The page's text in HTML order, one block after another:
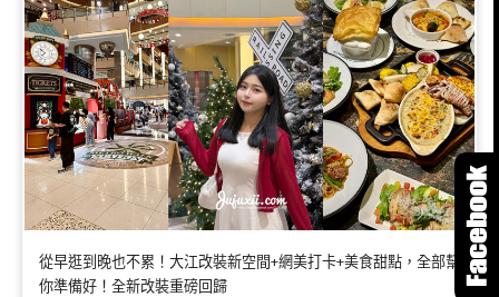
從早逛到晚也不累！大江改裝新空間+網美打卡+美食甜點，全部幫
你準備好！全新改裝重磅回歸